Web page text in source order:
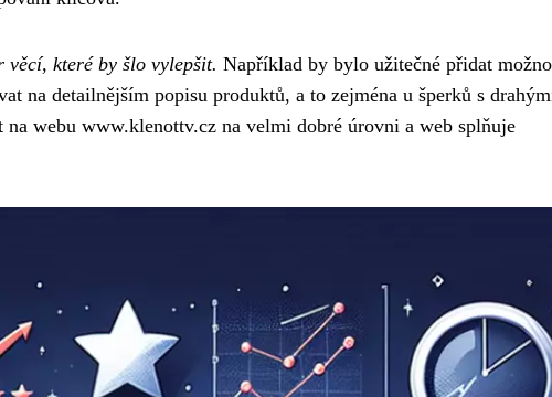
věcí, které by šlo vylepšit. Například by bylo užitečné přidat
na detailnějším popisu produktů, a to zejména u šperků s
na webu www.klenottv.cz na velmi dobré úrovni a web splňuje